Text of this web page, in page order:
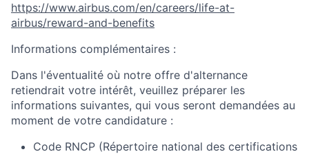
https://www.airbus.com/en/careers/life-at-
airbus/reward-and-benefits
Informations complémentaires :
Dans l'éventualité où notre offre d'alternance
retiendrait votre intérêt, veuillez préparer les
informations suivantes, qui vous seront demandées au
moment de votre candidature :
Code RNCP (Répertoire national des certifications